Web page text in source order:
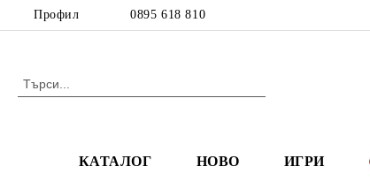
Профил 0895 618 810
КАТАЛОГ НОВО ИГРИ